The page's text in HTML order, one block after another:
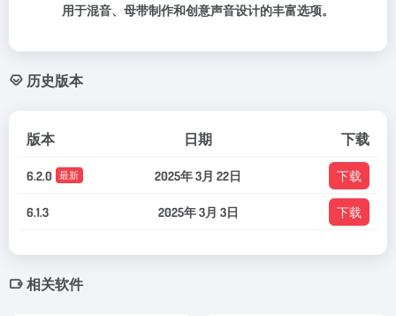
用于混音、母带制作和创意声音设计的丰富选项。
历史版本
版本 日期 下载
6.2.0 最新 2025年 3月 22日 下载
6.1.3 2025年 3月 3日 下载
相关软件